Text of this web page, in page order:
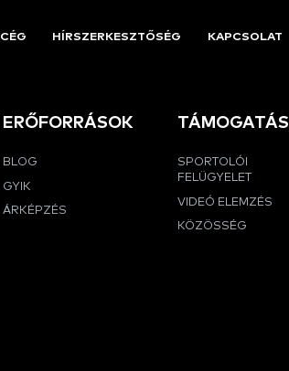
CÉG HÍRSZERKESZTŐSÉG KAPCSOLAT
ERŐFORRÁSOK
BLOG
GYIK
ÁRKÉPZÉS
TÁMOGATÁS
SPORTOLÓI
FELÜGYELET
VIDEÓ ELEMZÉS
KÖZÖSSÉG